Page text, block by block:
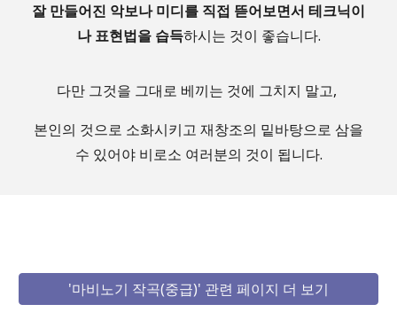
잘 만들어진 악보나 미디를 직접 뜯어보면서 테크닉이
나 표현법을 습득하시는 것이 좋습니다.
다만 그것을 그대로 베끼는 것에 그치지 말고,
본인의 것으로 소화시키고 재창조의 밑바탕으로 삼을
수 있어야 비로소 여러분의 것이 됩니다.
'마비노기 작곡(중급)' 관련 페이지 더 보기